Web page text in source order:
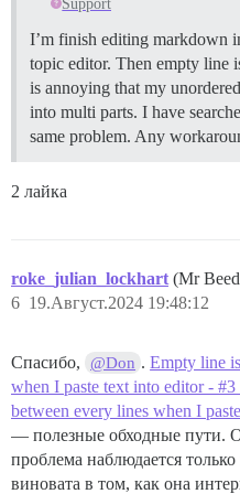
1. > Пароль
1. > URL
1. > Имя пользователя
1. > Пароль
1. > Название хостинг-
1. > Веб-сайт
1. > URL поддержки
1. > Отчество
1. > Инициал среднего
1. > Фамилия
1. > Добавить
1. > Добавить
#### **ЛИЦЕНЗИЯ НА
1. > Версия
1. > Ключ лицензии
1. > Веб-сайт
1. > Телефон
1. > Телефон
#### **МЕДИЦИНСКАЯ
1. > Место
1. > Имя пациента
1. > Опасения
1. > Лекарственные
1. > Дозировка
1. > Примечания к
Support
I’m finish editing markdown
topic editor. Then empty line
is annoying that my
into multi parts. I have
same problem. Any
2 лайка
roke_julian_lockhart (Mr
19.Август.2024 19:48:12
6
Спасибо, @Don .Empty line
when I paste text into editor -
between every lines when I
— полезные обходные пути.
проблема наблюдается
виновата в том, как она